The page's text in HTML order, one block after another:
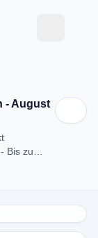
- August
Bis zu